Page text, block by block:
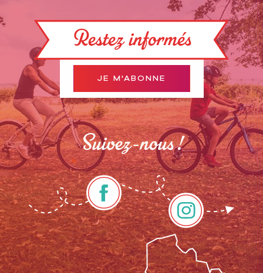
Restez informés
JE M'ABONNE
Suivez-nous !